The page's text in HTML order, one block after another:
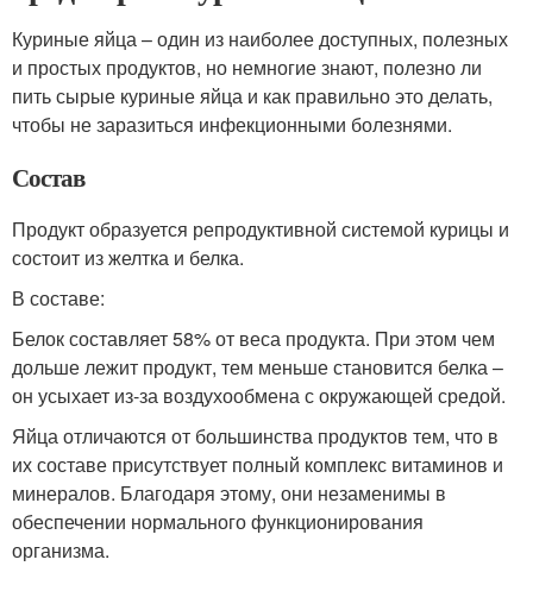
Куриные яйца – один из наиболее доступных, полезных
и простых продуктов, но немногие знают, полезно ли
пить сырые куриные яйца и как правильно это делать,
чтобы не заразиться инфекционными болезнями.
Состав
Продукт образуется репродуктивной системой курицы и
состоит из желтка и белка.
В составе:
Белок составляет 58% от веса продукта. При этом чем
дольше лежит продукт, тем меньше становится белка –
он усыхает из-за воздухообмена с окружающей средой.
Яйца отличаются от большинства продуктов тем, что в
их составе присутствует полный комплекс витаминов и
минералов. Благодаря этому, они незаменимы в
обеспечении нормального функционирования
организма.